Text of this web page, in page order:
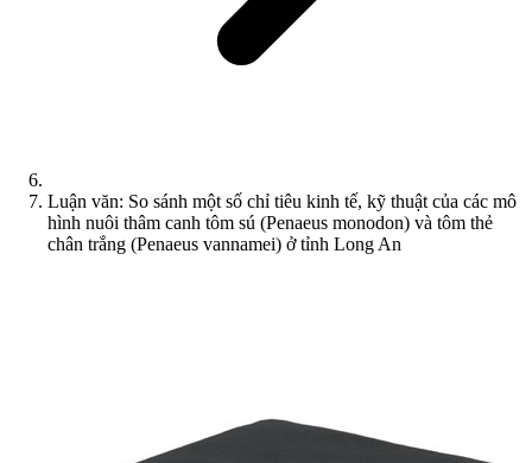
Luận văn: So sánh một số chỉ tiêu kinh tế, kỹ thuật của các mô
hình nuôi thâm canh tôm sú (Penaeus monodon) và tôm thẻ
chân trắng (Penaeus vannamei) ở tỉnh Long An